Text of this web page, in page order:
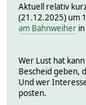
Aktuell relativ
(21.12.2025) um
am Bahnweiher
Wer Lust hat
Bescheid geben,
Und wer
posten.